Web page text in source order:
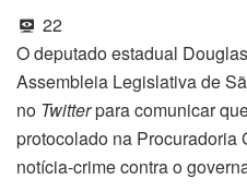
22
O deputado estadual
Assembleia Legislativa de
no Twitterpara comunicar
protocolado na Procuradoria
notícia-crime contra o